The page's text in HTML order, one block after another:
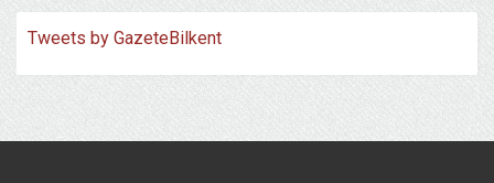
Tweets by GazeteBilkent